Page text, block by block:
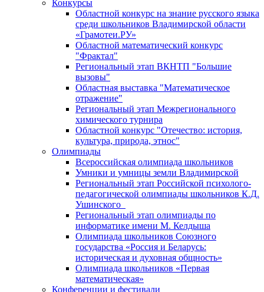
Конкурсы
Областной конкурс на знание русского языка
среди школьников Владимирской области
«Грамотеи.РУ»
Областной математический конкурс
"Фрактал"
Региональный этап ВКНТП "Большие
вызовы"
Областная выставка "Математическое
отражение"
Региональный этап Межрегионального
химического турнира
Областной конкурс "Отечество: история,
культура, природа, этнос"
Олимпиады
Всероссийская олимпиада школьников
Умники и умницы земли Владимирской
Региональный этап Российской психолого-
педагогической олимпиады школьников К.Д.
Ушинского
Региональный этап олимпиады по
информатике имени М. Келдыша
Олимпиада школьников Союзного
государства «Россия и Беларусь:
историческая и духовная общность»
Олимпиада школьников «Первая
математическая»
Конференции и фестивали